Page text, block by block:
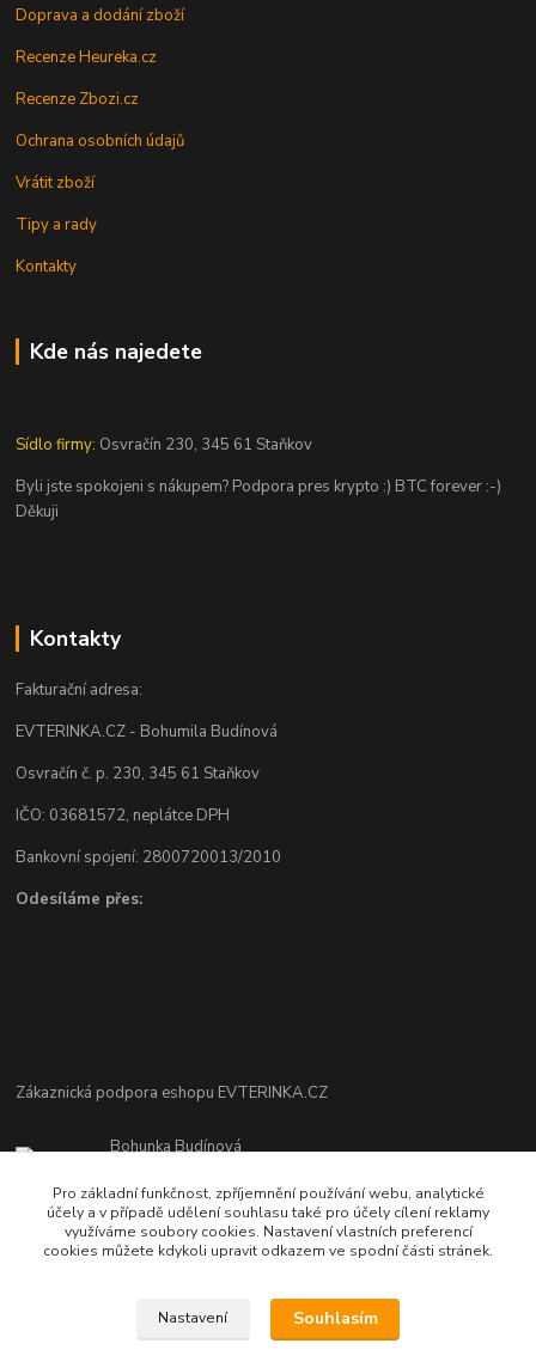
Doprava a dodání zboží
Recenze Heureka.cz
Recenze Zbozi.cz
Ochrana osobních údajů
Vrátit zboží
Tipy a rady
Kontakty
Kde nás najedete
Sídlo firmy: Osvračín 230, 345 61 Staňkov
Byli jste spokojeni s nákupem? Podpora pres krypto :) BTC forever :-)
Děkuji
Kontakty
Fakturační adresa:
EVTERINKA.CZ - Bohumila Budínová
Osvračín č. p. 230, 345 61 Staňkov
IČO: 03681572, neplátce DPH
Bankovní spojení: 2800720013/2010
Odesíláme přes:
Zákaznická podpora eshopu EVTERINKA.CZ
Bohunka Budínová
(Po-Pá - 9:00-17:00hod, So 8:00-12:00hod)
obchod@evterinka.cz
Pro základní funkčnost, zpříjemnění používání webu, analytické
účely a v případě udělení souhlasu také pro účely cílení reklamy
využíváme soubory cookies. Nastavení vlastních preferencí
cookies můžete kdykoli upravit odkazem ve spodní části stránek.
Nastavení Souhlasím